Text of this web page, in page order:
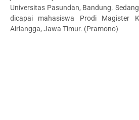
Universitas Pasundan, Bandung.
dicapai mahasiswa Prodi Magister
Airlangga, Jawa Timur. (Pramono)